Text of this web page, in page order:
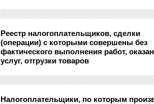
Реестр налогоплательщиков, сделки
(операции) с которыми совершены без
фактического выполнения работ,
услуг, отгрузки товаров
Налогоплательщики, по которым